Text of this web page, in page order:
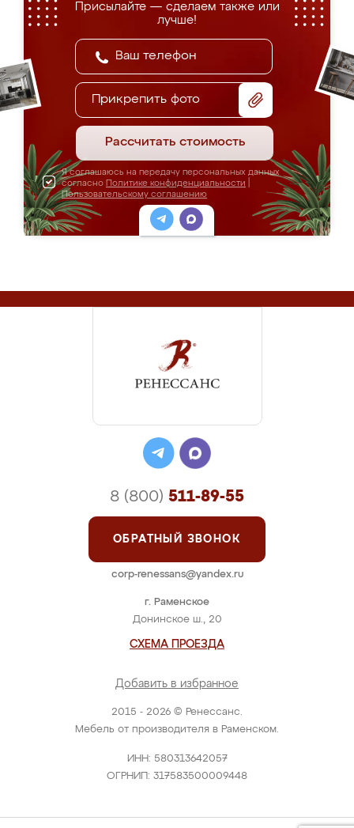
Присылайте — сделаем также или
лучше!
Прикрепить фото
Рассчитать стоимость
Я соглашаюсь на передачу персональных данных
согласно Политике конфиденциальности
Пользовательскому соглашению
2015 - 2026 © Ренессанс.
Мебель от производителя в Раменском.
ИНН: 580313642057
ОГРНИП: 317583500009448
г. Раменское
Донинское ш., 20
СХЕМА ПРОЕЗДА
Добавить в избранное
8 (800) 511-89-55
ОБРАТНЫЙ ЗВОНОК
corp-renessans@yandex.ru